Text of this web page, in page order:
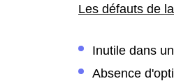
Les défauts de
Inutile dans
Absence